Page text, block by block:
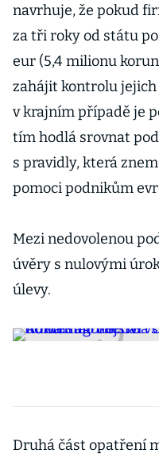
navrhuje, že pokud
za tři roky od státu
eur (5,4 milionu
zahájit kontrolu
v krajním případě je
tím hodlá srovnat
s pravidly, která
pomoci podnikům
Mezi nedovolenou
úvěry s nulovými
úlevy.
Druhá část opatření